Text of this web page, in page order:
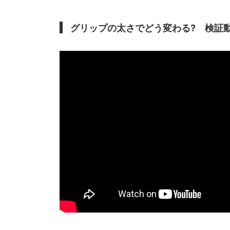
グリップの太さでどう変わる? 検証